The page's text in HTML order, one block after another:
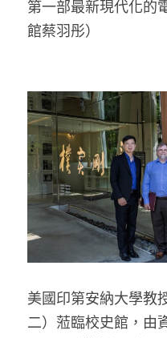
第一部最新現代化的
館蔡羽彤）
美國印第安納大學教
二）蒞臨校史館，由